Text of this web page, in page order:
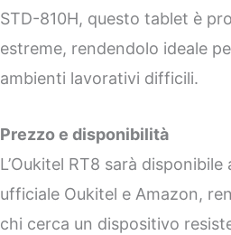
STD-810H, questo tablet è
estreme, rendendolo ideale
ambienti lavorativi difficili.
Prezzo e disponibilità
L’Oukitel RT8 sarà
ufficiale Oukitel e Amazon,
chi cerca un dispositivo